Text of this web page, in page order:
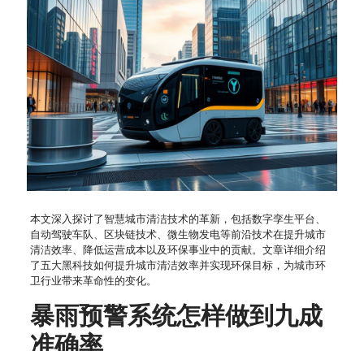
本文深入探讨了智慧城市清洁技术的革新，包括数字孪生平台、
自动驾驶车队、区块链技术、微生物发电等前沿技术在提升城市
清洁效率、降低运营成本以及环保事业中的贡献。文章详细介绍
了五大黑科技如何提升城市清洁效率并实现环保目标，为城市环
卫行业带来革命性的变化。
暴雨预警系统怎样做到九成
准确率